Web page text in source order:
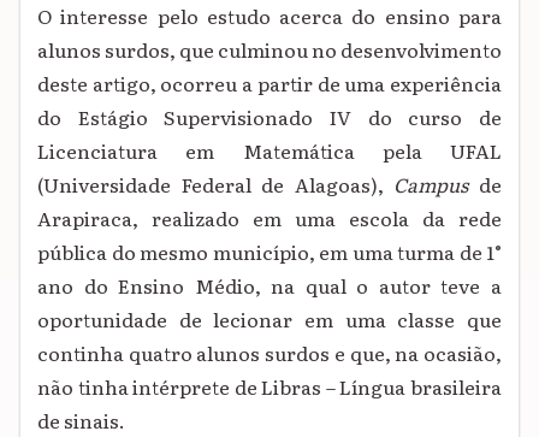
O interesse pelo estudo acerca do ensino para
alunos surdos, que culminou no desenvolvimento
deste artigo, ocorreu a partir de uma experiência
do Estágio Supervisionado IV do curso de
Licenciatura em Matemática pela UFAL
(Universidade Federal de Alagoas), Campusde
Arapiraca, realizado em uma escola da rede
pública do mesmo município, em uma turma de 1°
ano do Ensino Médio, na qual o autor teve a
oportunidade de lecionar em uma classe que
continha quatro alunos surdos e que, na ocasião,
não tinha intérprete de Libras – Língua brasileira
de sinais.